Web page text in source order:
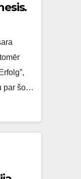
par šo…